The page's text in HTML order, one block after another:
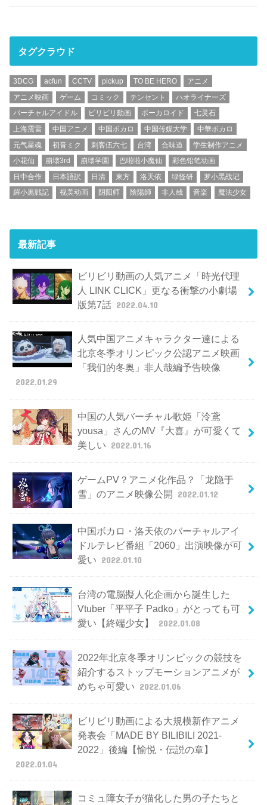
タグクラウド
3DCG acfun CCTV pickup TO BE HERO
アニメ
アニメ映画
ゲーム コミック テンセント
ハオライナーズ
バーチャルアイドル
ビリビリ動画 ボーカロイド
七灵石
上海震雷
中国アニメ 中国ボカロ 中国传媒大学
中華ボカロ
元气星魂
初音ミク 刺客伍六七 台湾 合味道
学生制作アニメ
小花仙
崩壊3rd 崩壊学園 巴啦啦小魔仙
彩色铅笔动画
日中合作
日本語訳 日清 東方 洛天依 绿怪研
罗小黑战记
羅小黒戦記
视美动画 阴阳师 陰陽師 非人哉 音楽 魔法少女
最新記事
ビリビリ動画の人気アニメ「時光代理
人 LINK CLICK」更なる衝撃の小劇場
版第7話 2022.04.10
人気中国アニメキャラクター達による
北京冬季オリンピック公認アニメ映画
「我们的冬奥」非人哉編予告映像
2022.01.29
中国の人気バーチャル歌姫「泠鳶
yousa」さんのMV『大喜』が可愛くて
美しい 2022.01.16
ゲームPV？アニメ化作品？「龙隐于
雪」のアニメ映像公開
2022.01.12
中国ボカロ・洛天依のバーチャルアイ
ドルテレビ番組「2060」出演映像が可
愛い 2022.01.10
台湾の電脳擬人化企画から誕生した
Vtuber「平平子 Padko」がとっても可
愛い【終端少女】
2022.01.08
2022年北京冬季オリンピックの競技を
紹介するストップモーションアニメが
めちゃ可愛い 2022.01.06
ビリビリ動画による大規模新作アニメ
発表会「MADE BY BILIBILI 2021-
2022」後編【愉悦・伝説の章】
2022.01.04
コミュ障女子が猫化した男の子たちと